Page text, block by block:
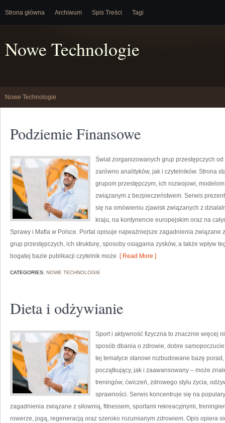
Strona główna Archiwum Spis Treści Tagi
Nowe Technologie
Nowe Technologie
Podziemie Finansowe
Świat zorganizowanych grup przestępczych
zarówno analityków, jak i czytelników. Strona
grupom przestępczym, ich rozwojowi,
związanym z bezpieczeństwem. Serwis
się na omówieniu zjawisk związanych z
kraju, na kontynencie europejskim oraz na
Sprawy i Mafia w Polsce. Portal opisuje najważniejsze zagadnienia związane
grup przestępczych, ich strukturę, sposoby osiągania zysków, a także wpływ
bogatej bazie publikacji czytelnik może [ Read More ]
CATEGORIES: NOWE TECHNOLOGIE
Dieta i odżywianie
Sport i aktywność fizyczna to znacznie więcej
sposób dbania o zdrowie, dobre
tej tematyce stanowi rozbudowane bazę
początkujący, jak i zaawansowany – może
treningów, ćwiczeń, zdrowego stylu życia,
sprawności. Serwis koncentruje się na
zagadnienia związane z siłownią, fitnessem, sportami rekreacyjnymi,
rowerze, jogą, regeneracją oraz szeroko rozumianym zdrowiem. Opis opiera